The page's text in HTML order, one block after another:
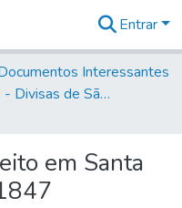
Entrar
Interessantes
Volume 11 - Divisas de São Paulo e Minas Gerais
em Santa